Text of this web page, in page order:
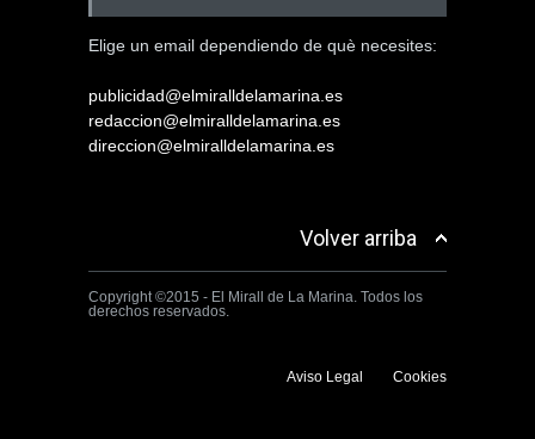
Elige un email dependiendo de què necesites:
publicidad@elmiralldelamarina.es
redaccion@elmiralldelamarina.es
direccion@elmiralldelamarina.es
Volver arriba
Copyright ©2015 - El Mirall de La Marina. Todos los
derechos reservados.
Aviso Legal Cookies